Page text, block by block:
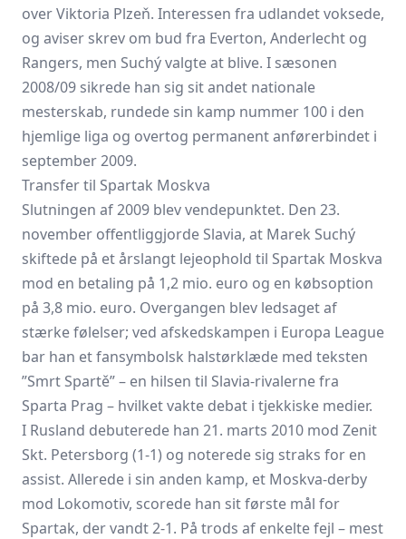
over Viktoria Plzeň. Interessen fra udlandet voksede,
og aviser skrev om bud fra Everton, Anderlecht og
Rangers, men Suchý valgte at blive. I sæsonen
2008/09 sikrede han sig sit andet nationale
mesterskab, rundede sin kamp nummer 100 i den
hjemlige liga og overtog permanent anførerbindet i
september 2009.
Transfer til Spartak Moskva
Slutningen af 2009 blev vendepunktet. Den 23.
november offentliggjorde Slavia, at Marek Suchý
skiftede på et årslangt lejeophold til Spartak Moskva
mod en betaling på 1,2 mio. euro og en købsoption
på 3,8 mio. euro. Overgangen blev ledsaget af
stærke følelser; ved afskedskampen i Europa League
bar han et fansymbolsk halstørklæde med teksten
”Smrt Spartě” – en hilsen til Slavia-rivalerne fra
Sparta Prag – hvilket vakte debat i tjekkiske medier.
I Rusland debuterede han 21. marts 2010 mod Zenit
Skt. Petersborg (1-1) og noterede sig straks for en
assist. Allerede i sin anden kamp, et Moskva-derby
mod Lokomotiv, scorede han sit første mål for
Spartak, der vandt 2-1. På trods af enkelte fejl – mest